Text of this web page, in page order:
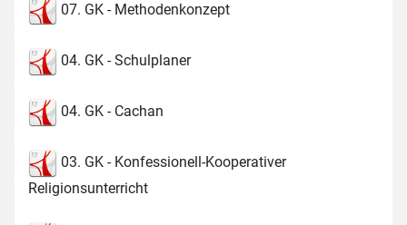
07. GK - Methodenkonzept
04. GK - Schulplaner
04. GK - Cachan
03. GK - Konfessionell-Kooperativer
Religionsunterricht